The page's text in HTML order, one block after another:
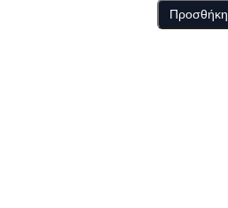
Προσθήκη